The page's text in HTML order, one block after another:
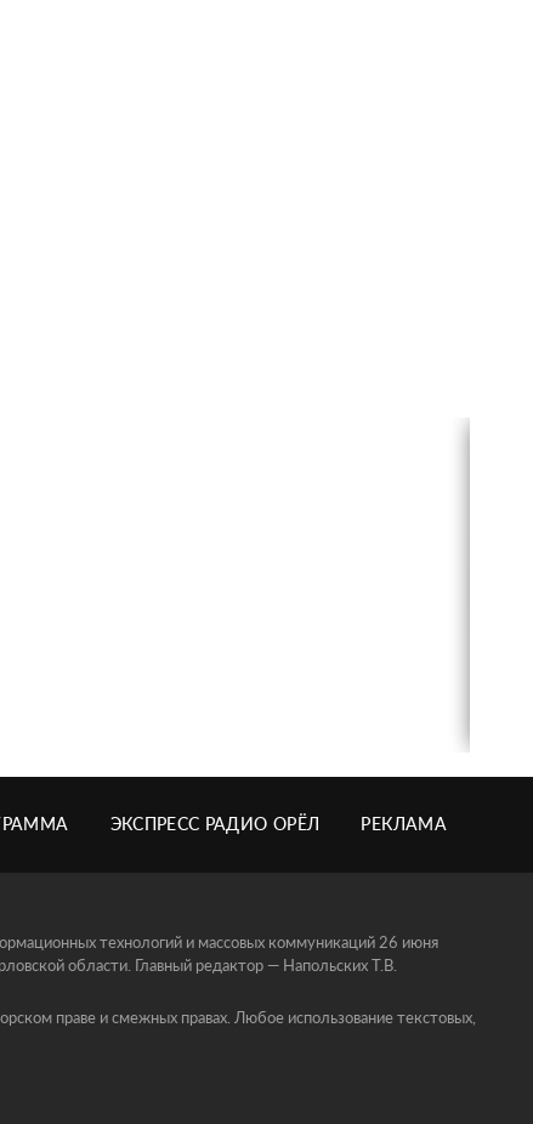
ЭКСПРЕСС РАДИО ОРЁЛ РЕКЛАМА
технологий и массовых коммуникаций 26 июня
области. Главный редактор — Напольских Т.В.
праве и смежных правах. Любое использование текстовых,